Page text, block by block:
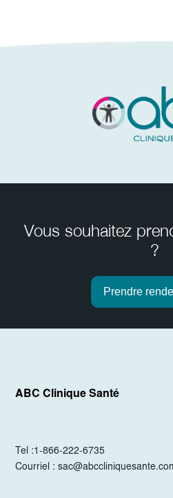
Vous souhaitez
?
Prendre
ABC Clinique Santé
Tel :1-866-222-6735
Courriel :